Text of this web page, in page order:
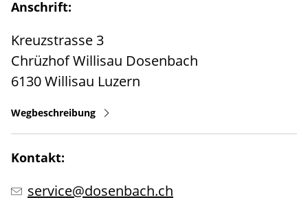
Anschrift:
Kreuzstrasse 3
Chrüzhof Willisau Dosenbach
6130Willisau Luzern
Wegbeschreibung
Kontakt:
service@dosenbach.ch